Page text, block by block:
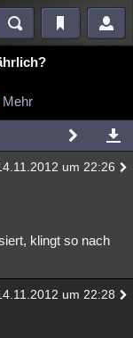
Kriminalfälle
Literatur
Mehr
um 22:26
klingt so nach
um 22:28